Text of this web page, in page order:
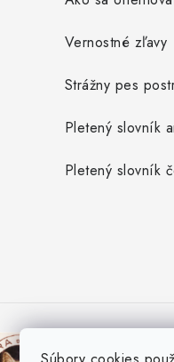
Vernostné zľavy
Strážny pes
Pletený slovník
Pletený slovník